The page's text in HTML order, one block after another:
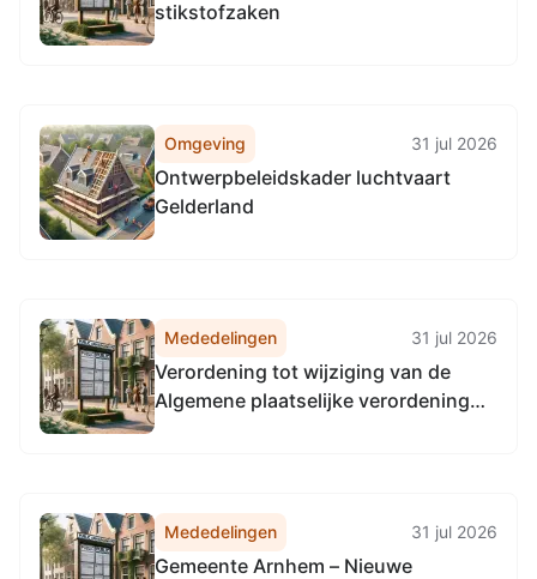
stikstofzaken
Omgeving 31 jul 2026
Ontwerpbeleidskader luchtvaart
Gelderland
Mededelingen 31 jul 2026
Verordening tot wijziging van de
Algemene plaatselijke verordening
vakantieparken
Mededelingen 31 jul 2026
Gemeente Arnhem – Nieuwe